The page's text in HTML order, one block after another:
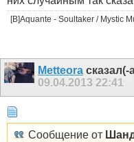
[B]Aquante - Soultaker / Mystic
Metteora сказал(-
09.04.2013 22:41
Сообщение от